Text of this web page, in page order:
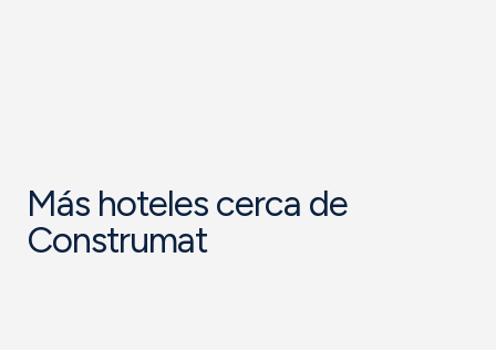
Más hoteles cerca de
Construmat